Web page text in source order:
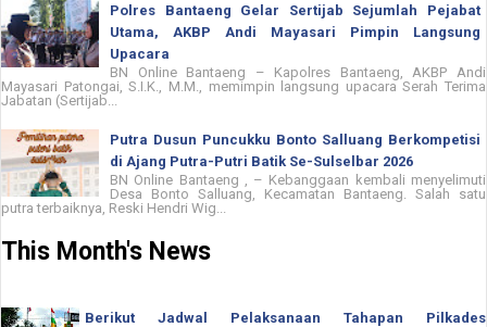
Polres Bantaeng Gelar Sertijab Sejumlah Pejabat
Utama, AKBP Andi Mayasari Pimpin Langsung
Upacara
BN Online Bantaeng – Kapolres Bantaeng, AKBP Andi
Mayasari Patongai, S.I.K., M.M., memimpin langsung upacara Serah Terima
Jabatan (Sertijab...
Putra Dusun Puncukku Bonto Salluang Berkompetisi
di Ajang Putra-Putri Batik Se-Sulselbar 2026
BN Online Bantaeng , – Kebanggaan kembali menyelimuti
Desa Bonto Salluang, Kecamatan Bantaeng. Salah satu
putra terbaiknya, Reski Hendri Wig...
This Month's News
Berikut Jadwal Pelaksanaan Tahapan Pilkades